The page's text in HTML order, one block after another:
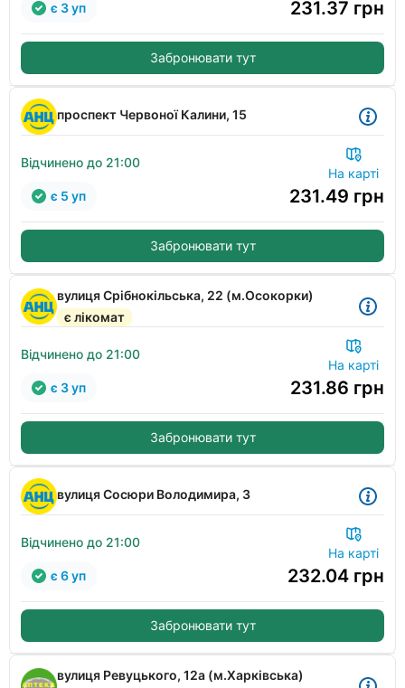
231.37 грн
є 3 уп
Забронювати тут
проспект Червоної Калини, 15
Відчинено до 21:00
На карті
231.49 грн
є 5 уп
Забронювати тут
вулиця Срібнокільська, 22 (м.Осокорки)
є лікомат
Відчинено до 21:00
На карті
231.86 грн
є 3 уп
Забронювати тут
вулиця Сосюри Володимира, 3
Відчинено до 21:00
На карті
232.04 грн
є 6 уп
Забронювати тут
вулиця Ревуцького, 12а (м.Харківська)